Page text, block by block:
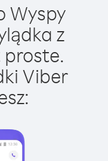
Wyspy
z
Viber